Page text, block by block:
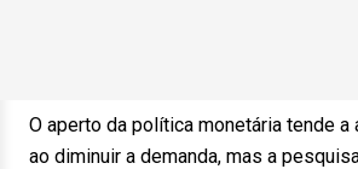
O aperto da política monetária tende a
ao diminuir a demanda, mas a